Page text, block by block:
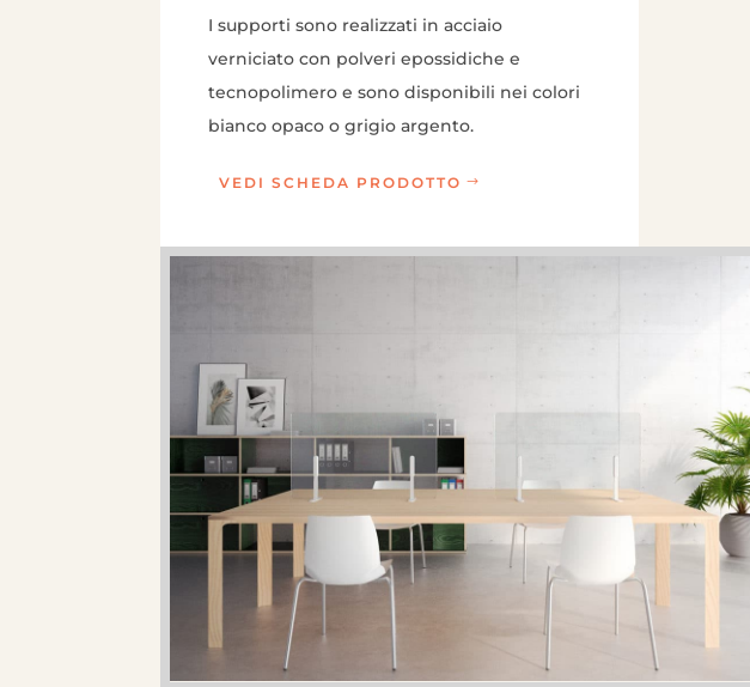
I supporti sono realizzati in acciaio
verniciato con polveri epossidiche e
tecnopolimero e sono disponibili nei colori
bianco opaco o grigio argento.
VEDI SCHEDA PRODOTTO